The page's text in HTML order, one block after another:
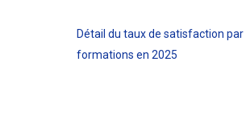
Détail du taux de satisfaction par
formations en 2025